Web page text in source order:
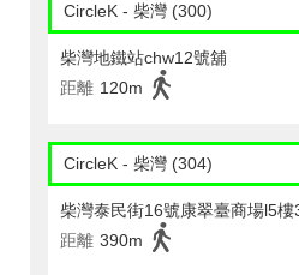
CircleK - 柴灣 (300)
柴灣地鐵站chw12號舖
距離 120m
CircleK - 柴灣 (304)
柴灣泰民街16號康翠臺商場l5
距離 390m